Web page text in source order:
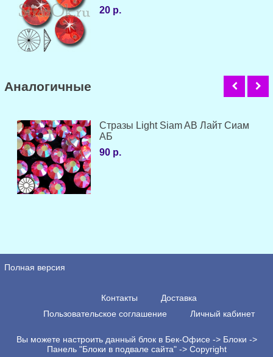
20 р.
Аналогичные
Стразы Light Siam AB Лайт Сиам
АБ
90 р.
Полная версия
Контакты
Доставка
Пользовательское соглашение
Личный кабинет
Вы можете настроить данный блок в Бек-Офисе -> Блоки ->
Панель "Блоки в подвале сайта" -> Copyright